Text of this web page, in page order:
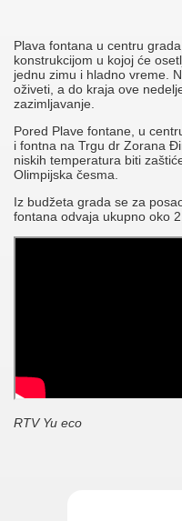
Plava fontana u centru
konstrukcijom u kojoj će
jednu zimu i hladno vreme.
oživeti, a do kraja ove
zazimljavanje.
Pored Plave fontane, u
i fontna na Trgu dr Zorana
niskih temperatura biti
Olimpijska česma.
Iz budžeta grada se za
fontana odvaja ukupno oko
RTV Yu eco